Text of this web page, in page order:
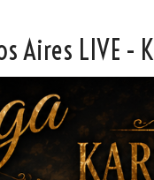
SteffiTango
Aires LIVE -